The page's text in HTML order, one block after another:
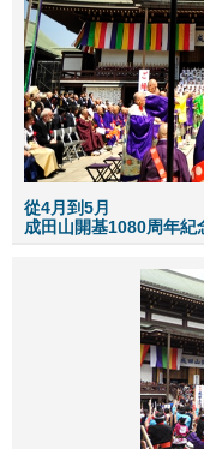
從4月到5月
成田山開基1080周年紀